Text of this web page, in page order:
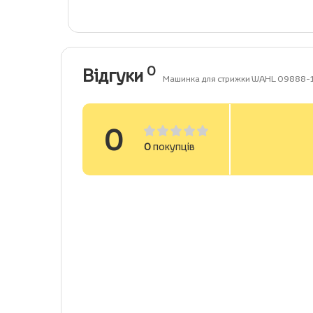
Відгуки 0 Машинка для стрижки WAHL 09888-
0 0покупців